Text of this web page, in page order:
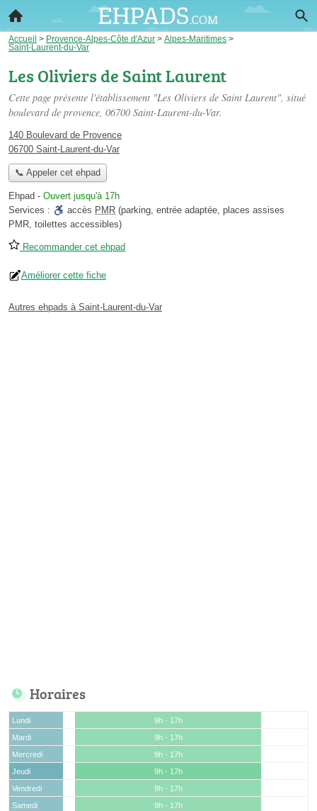
Accueil > Provence-Alpes-Côte d'Azur > Alpes-Maritimes >
Saint-Laurent-du-Var
Les Oliviers de Saint Laurent
Cette page présente l'établissement "Les Oliviers de Saint Laurent", situé
boulevard de provence, 06700 Saint-Laurent-du-Var.
140 Boulevard de Provence
06700 Saint-Laurent-du-Var
📞 Appeler cet ehpad
Ehpad - Ouvert jusqu'à 17h
Services :
accès PMR (parking, entrée adaptée, places assises
PMR, toilettes accessibles)
Recommander cet ehpad
Améliorer cette fiche
Autres ehpads à Saint-Laurent-du-Var
Horaires
Lundi
9h - 17h
Mardi
9h - 17h
Mercredi
9h - 17h
Jeudi
9h - 17h
Vendredi
9h - 17h
Samedi
9h - 17h